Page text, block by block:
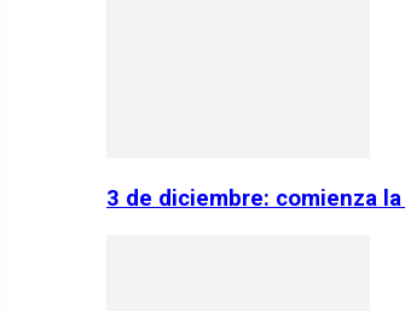
3 de diciembre: comienza